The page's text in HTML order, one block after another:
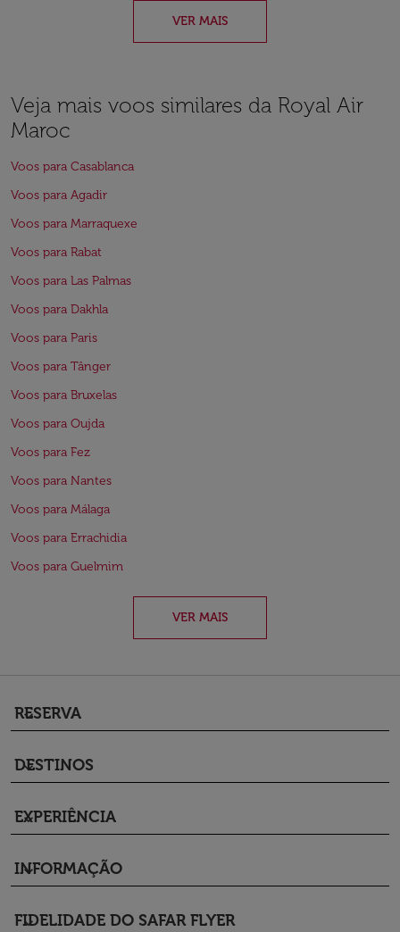
VER MAIS
Veja mais voos similares da Royal Air
Maroc
Voos para Casablanca
Voos para Agadir
Voos para Marraquexe
Voos para Rabat
Voos para Las Palmas
Voos para Dakhla
Voos para Paris
Voos para Tânger
Voos para Bruxelas
Voos para Oujda
Voos para Fez
Voos para Nantes
Voos para Málaga
Voos para Errachidia
Voos para Guelmim
VER MAIS
RESERVA
keyboard_arrow_down
DESTINOS
keyboard_arrow_down
EXPERIÊNCIA
keyboard_arrow_down
INFORMAÇÃO
keyboard_arrow_down
FIDELIDADE DO SAFAR FLYER
keyboard_arrow_down